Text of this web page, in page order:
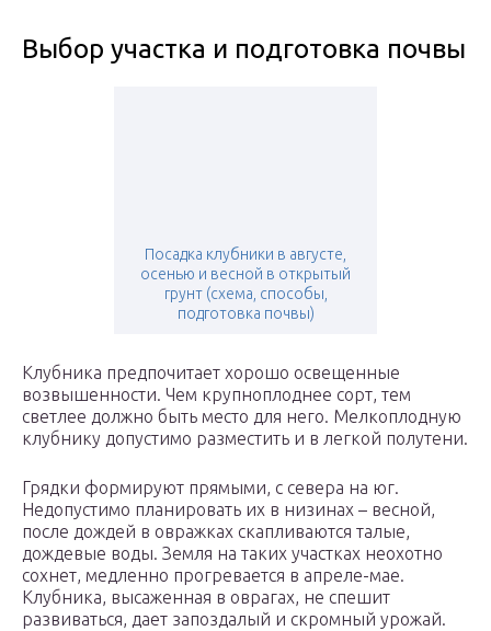
Выбор участка и подготовка почвы
Посадка клубники в августе,
осенью и весной в открытый
грунт (схема, способы,
подготовка почвы)
Клубника предпочитает хорошо освещенные
возвышенности. Чем крупноплоднее сорт, тем
светлее должно быть место для него. Мелкоплодную
клубнику допустимо разместить и в легкой полутени.
Грядки формируют прямыми, с севера на юг.
Недопустимо планировать их в низинах – весной,
после дождей в овражках скапливаются талые,
дождевые воды. Земля на таких участках неохотно
сохнет, медленно прогревается в апреле-мае.
Клубника, высаженная в оврагах, не спешит
развиваться, дает запоздалый и скромный урожай.